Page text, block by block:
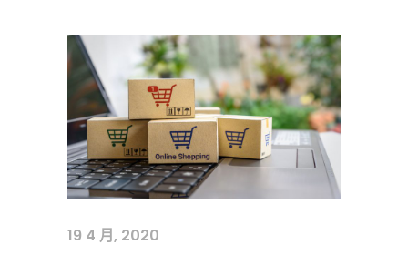
19 4 月, 2020